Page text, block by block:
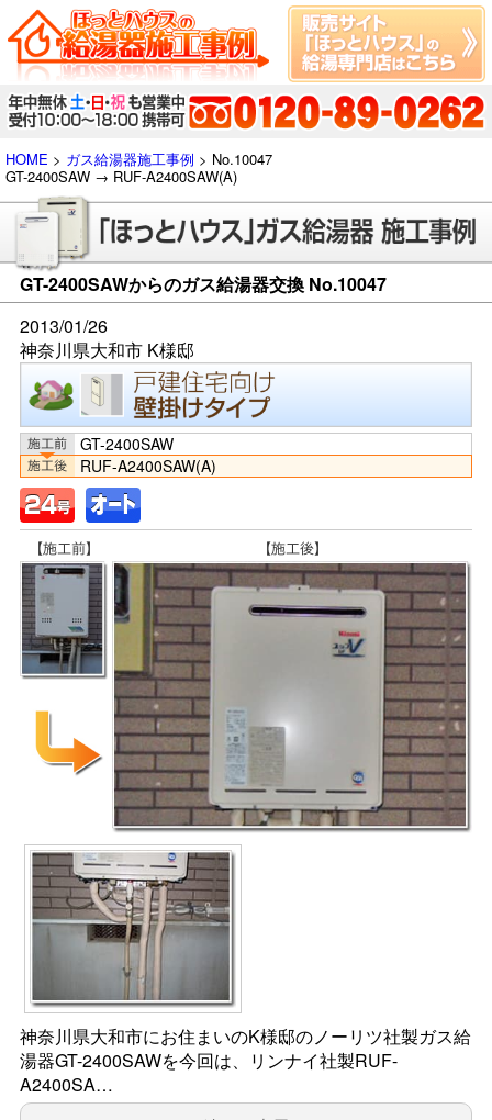
HOME > ガス給湯器施工事例 > No.10047
GT-2400SAW → RUF-A2400SAW(A)
GT-2400SAWからのガス給湯器交換 No.10047
2013/01/26
神奈川県大和市 K様邸
GT-2400SAW
RUF-A2400SAW(A)
神奈川県大和市にお住まいのK様邸のノーリツ社製ガス給
湯器GT-2400SAWを今回は、リンナイ社製RUF-
A2400SA…